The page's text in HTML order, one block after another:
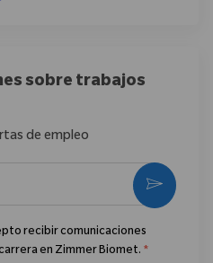
sobre trabajos
de empleo
electrónico (obligatorio)
recibir comunicaciones
en Zimmer Biomet. *
Activar